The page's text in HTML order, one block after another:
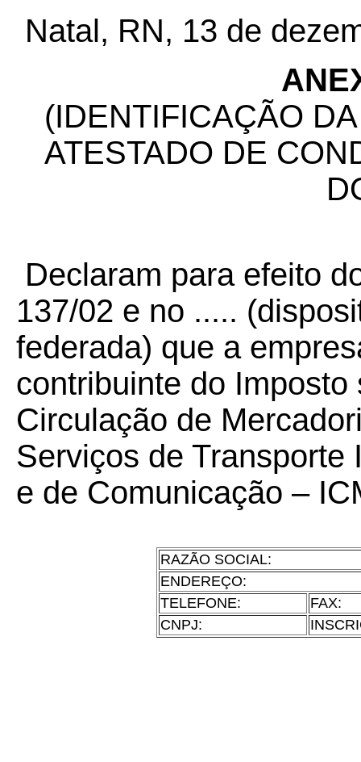
Natal, RN, 13 de
(IDENTIFICAÇÃO
ATESTADO DE
Declaram para efeito
137/02 e no .....
federada) que a
contribuinte do
Circulação de
Serviços de
e de Comunicação –
RAZÃO SOCIAL:
ENDEREÇO:
TELEFONE:
FAX:
CNPJ: